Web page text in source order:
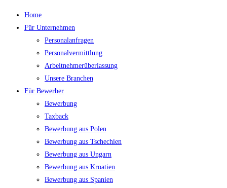
Home
Für Unternehmen
Personalanfragen
Personalvermittlung
Arbeitnehmerüberlassung
Unsere Branchen
Für Bewerber
Bewerbung
Taxback
Bewerbung aus Polen
Bewerbung aus Tschechien
Bewerbung aus Ungarn
Bewerbung aus Kroatien
Bewerbung aus Spanien